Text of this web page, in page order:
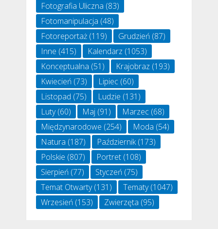
Fotografia Uliczna (83)
Fotomanipulacja (48)
Fotoreportaż(119) Grudzień(87)
Inne (415) Kalendarz (1053)
Konceptualna (51) Krajobraz (193)
Kwiecień(73) Lipiec(60)
Listopad (75) Ludzie (131)
Luty(60) Maj(91) Marzec(68)
Międzynarodowe (254) Moda (54)
Natura (187) Październik(173)
Polskie (807) Portret(108)
Sierpień(77) Styczeń(75)
Temat Otwarty(131) Tematy(1047)
Wrzesień(153) Zwierzęta (95)